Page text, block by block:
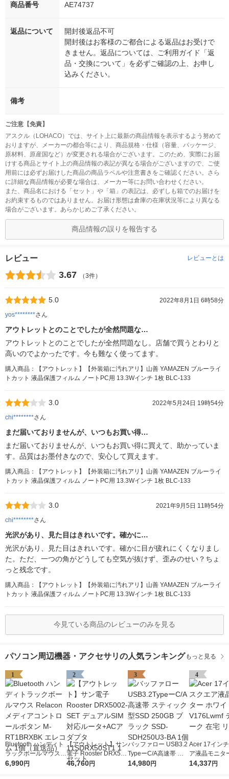
商品番号 AE74737
返品について
開封後返品不可
開封後はお客様のご都合による返品はお受けで
きません。返品については、ご利用ガイド「返
品・交換について」を必ずご確認の上、お申し
込みください。
備考
ご注意【免責】
アスクル（LOHACO）では、サイト上に最新の商品情報を表示するよう努めて
おりますが、メーカーの都合等により、商品規格・仕様（容量、パッケージ、
原材料、原産国など）が変更される場合がございます。このため、実際にお届
けする商品とサイト上の商品情報の表記が異なる場合がございますので、ご使
用前には必ずお届けした商品の商品ラベルや注意書きをご確認ください。さら
に詳細な商品情報が必要な場合は、メーカー等にお問い合わせください。
また、商品名における「セット」や「箱」の表記は、必ずしも箱でのお届けを
お約束するものではありません。お届け形態は倉庫の在庫状況等により異なる
場合がございます。あらかじめご了承ください。
商品情報の誤りを報告する
レビュー レビューとは
3.67 （3件）
5.0
2022年8月1日 6時58分
yos********さん
アウトレットとのことでしたが全然問題な…
アウトレットとのことでしたが全然問題なし。店舗で買うとわりと
高いのでよかったです。今も難なく使ってます。
購入商品：【アウトレット】【外装箱に汚れアリ】山善 YAMAZEN ブルーライ
トカット 液晶保護フィルム ノートPC用 13.3Wインチ 1枚 BLC-133
3.0
2022年5月24日 19時54分
chi********さん
まだ届いておりませんが、いつもお買い得…
まだ届いておりませんが、いつもお買い得に買えて、助かっていま
す。品質はお墨付きなので、安心して買えます。
購入商品：【アウトレット】【外装箱に汚れアリ】山善 YAMAZEN ブルーライ
トカット 液晶保護フィルム ノートPC用 13.3Wインチ 1枚 BLC-133
3.0
2021年9月5日 11時54分
chi********さん
光沢があり、見た目はきれいです。確かに…
光沢があり、見た目はきれいです。確かに目が疲れにくくなりまし
た。ただ、一つの角がどうしても空気が抜けず、歪みのせい？ちょ
っと残念です。
購入商品：【アウトレット】【外装箱に汚れアリ】山善 YAMAZEN ブルーライ
トカット 液晶保護フィルム ノートPC用 13.3Wインチ 1枚 BLC-133
今見ている商品のレビューのみを見る
パソコン周辺機器・アクセサリの人気ランキング もっと見る
1
Bluetooth ハンディト
ラックボールマウス R
elacon メディアコン
6,990円
2
【アウトレット】サン
電子 Rooster DRX500
2-SET デュアルSIM対
46,760円
3
バッファロー USB3.2
TypeーC/A高速帯 ス
ティック型SSD 250G
14,980円
4
Acer 17イン
ア液晶モニタ
イト
14,337円